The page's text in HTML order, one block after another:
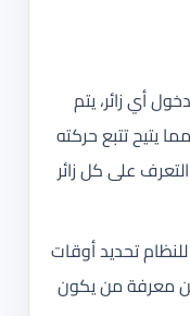
أي زائر، يتم
يتيح تتبع حركته
على كل زائر
تحديد أوقات
معرفة من يكون